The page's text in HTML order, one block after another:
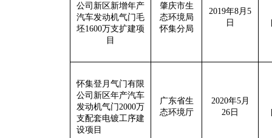
公司新区新增年产
汽车发动机气门毛
坯1600万支扩建项
目
肇庆市生
态环境局
怀集分局
2019年8 月 5
日
怀集登月气门有限
公司新区年产汽车
发动机气门 2000万
支配套电镀工序建
设项目
广东省生
态环境厅
2020年5月
26 日